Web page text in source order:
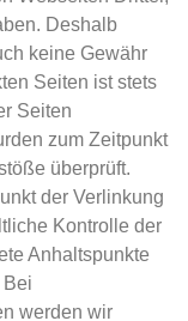
Deshalb
keine Gewähr
Seiten ist stets
Seiten
zum Zeitpunkt
überprüft.
der Verlinkung
Kontrolle der
Anhaltspunkte
Bei
werden wir